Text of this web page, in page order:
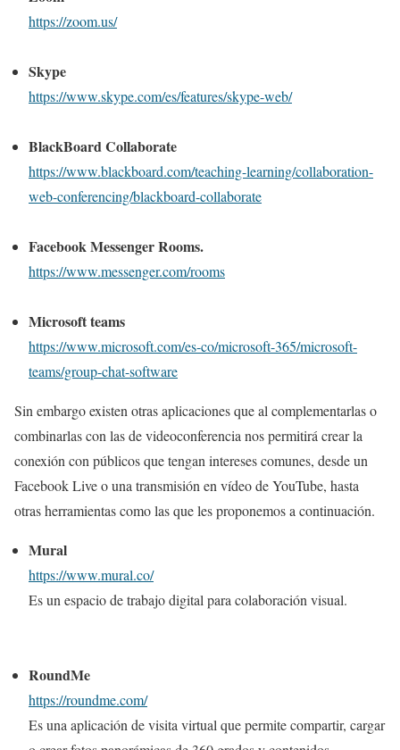
https://zoom.us/
Skype
https://www.skype.com/es/features/skype-web/
BlackBoard Collaborate
https://www.blackboard.com/teaching-learning/collaboration-
web-conferencing/blackboard-collaborate
Facebook Messenger Rooms.
https://www.messenger.com/rooms
Microsoft teams
https://www.microsoft.com/es-co/microsoft-365/microsoft-
teams/group-chat-software
Sin embargo existen otras aplicaciones que al complementarlas o
combinarlas con las de videoconferencia nos permitirá crear la
conexión con públicos que tengan intereses comunes, desde un
Facebook Live o una transmisión en vídeo de YouTube, hasta
otras herramientas como las que les proponemos a continuación.
Mural
https://www.mural.co/
Es un espacio de trabajo digital para colaboración visual.
RoundMe
https://roundme.com/
Es una aplicación de visita virtual que permite compartir, cargar